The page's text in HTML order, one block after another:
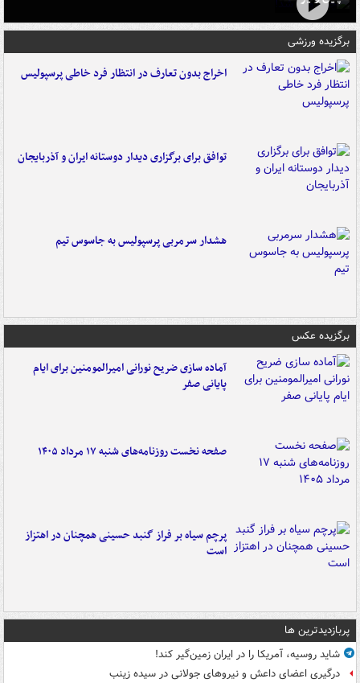
برگزیده ورزشی
اخراج بدون تعارف در انتظار فرد خاطی پرسپولیس
توافق برای برگزاری دیدار دوستانه ایران و آذربایجان
هشدار سرمربی پرسپولیس به جاسوس تیم
برگزیده عکس
آماده سازی ضریح نورانی امیرالمومنین برای ایام
پایانی صفر
صفحه نخست روزنامه‌های شنبه ۱۷ مرداد ۱۴۰۵
پرچم سیاه بر فراز گنبد حسینی همچنان در اهتزاز
است
پربازدیدترین ها
شاید روسیه، آمریکا را در ایران زمین‌گیر کند!
درگیری اعضای داعش و نیروهای جولانی در سیده زینب